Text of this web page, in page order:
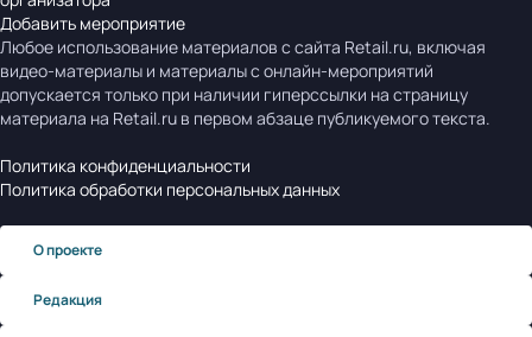
Добавить мероприятие
Любое использование материалов с сайта Retail.ru, включая
видео-материалы и материалы с онлайн-мероприятий
допускается только при наличии гиперссылки на страницу
материала на Retail.ru в первом абзаце публикуемого текста.
Политика конфиденциальности
Политика обработки персональных данных
О проекте
Редакция